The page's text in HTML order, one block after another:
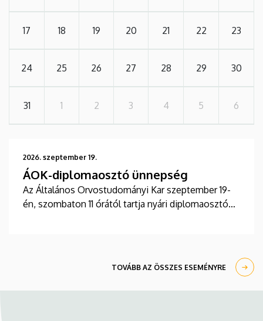
17 18 19 20 21 22 23
24 25 26 27 28 29 30
31 1 2 3 4 5 6
2026. szeptember 19.
ÁOK-diplomaosztó ünnepség
Az Általános Orvostudományi Kar szeptember 19-
én, szombaton 11 órától tartja nyári diplomaosztó
TOVÁBB AZ ÖSSZES ESEMÉNYRE